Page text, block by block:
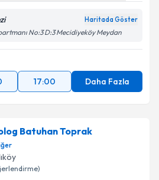
Haritada Göster
No:3 D:3 Mecidiyeköy Meydan
17:00 Daha Fazla
Batuhan Toprak